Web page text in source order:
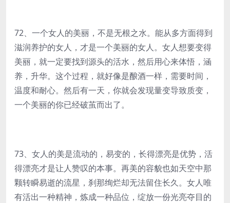
72、一个女人的美丽，不是无根之水。能从多方面得到
滋润养护的女人，才是一个美丽的女人。女人想要变得
美丽，就一定要找到源头的活水，然后用心来体悟，涵
养，升华。这个过程，就好像是酿酒一样，需要时间，
温度和耐心。然后有一天，你就会发现量变导致质变，
一个美丽的你已经破茧而出了。
73、女人的美是流动的，易变的，长得漂亮是优势，活
得漂亮才是让人赞叹的本事。再美的容貌也如天空中那
颗转瞬易逝的流星，刹那绚烂却无法留住长久。女人唯
有活出一种精神，炼成一种品位，绽放一份光亮夺目的